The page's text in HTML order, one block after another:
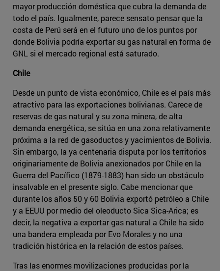
mayor producción doméstica que cubra la demanda de
todo el país. Igualmente, parece sensato pensar que la
costa de Perú será en el futuro uno de los puntos por
donde Bolivia podría exportar su gas natural en forma de
GNL si el mercado regional está saturado.
Chile
Desde un punto de vista económico, Chile es el país más
atractivo para las exportaciones bolivianas. Carece de
reservas de gas natural y su zona minera, de alta
demanda energética, se sitúa en una zona relativamente
próxima a la red de gasoductos y yacimientos de Bolivia.
Sin embargo, la ya centenaria disputa por los territorios
originariamente de Bolivia anexionados por Chile en la
Guerra del Pacífico (1879-1883) han sido un obstáculo
insalvable en el presente siglo. Cabe mencionar que
durante los años 50 y 60 Bolivia exportó petróleo a Chile
y a EEUU por medio del oleoducto Sica Sica-Arica; es
decir, la negativa a exportar gas natural a Chile ha sido
una bandera empleada por Evo Morales y no una
tradición histórica en la relación de estos países.
Tras las enormes movilizaciones producidas por la